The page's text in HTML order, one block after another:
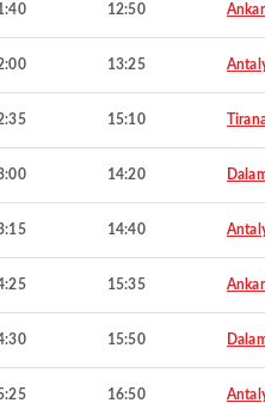
12:50
13:25
15:10
14:20
14:40
15:35
15:50
16:50